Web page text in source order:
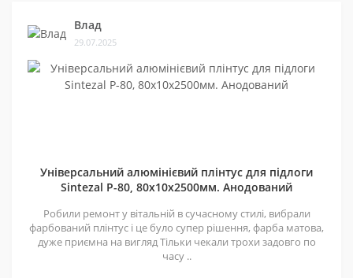
Влад
29.07.2025
Універсальний алюмінієвий плінтус для підлоги
Sintezal P-80, 80х10х2500мм. Анодований
Робили ремонт у вітальній в сучасному стилі, вибрали
фарбований плінтус і це було супер рішення, фарба матова,
дуже приємна на вигляд Тільки чекали трохи задовго по
часу ..